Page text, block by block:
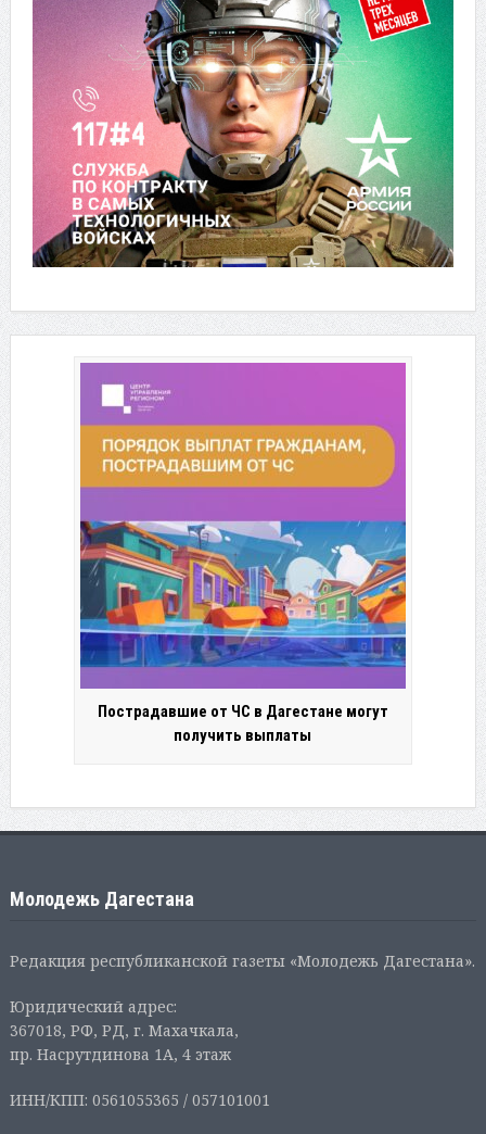
Пострадавшие от ЧС в Дагестане могут
получить выплаты
Молодежь Дагестана
Редакция республиканской газеты «Молодежь Дагестана».
Юридический адрес:
367018, РФ, РД, г. Махачкала,
пр. Насрутдинова 1А, 4 этаж
ИНН/КПП: 0561055365 / 057101001